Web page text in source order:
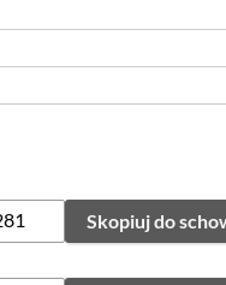
Skopiuj do